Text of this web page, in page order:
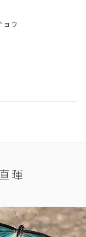
ョウ